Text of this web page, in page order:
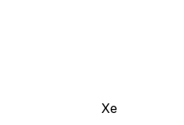
Xe